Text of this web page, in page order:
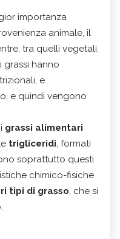
importanza
animale, il
tra quelli vegetali,
grassi hanno
e
e quindi vengono
grassi alimentari
trigliceridi, formati
soprattutto questi
chimico-fisiche
tipi di grasso, che si